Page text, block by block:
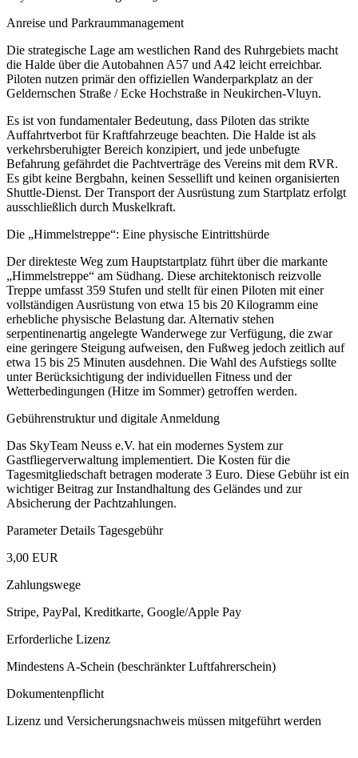
Anreise und Parkraummanagement
Die strategische Lage am westlichen Rand des Ruhrgebiets macht
die Halde über die Autobahnen A57 und A42 leicht erreichbar.
Piloten nutzen primär den offiziellen Wanderparkplatz an der
Geldernschen Straße / Ecke Hochstraße in Neukirchen-Vluyn.
Es ist von fundamentaler Bedeutung, dass Piloten das strikte
Auffahrtverbot für Kraftfahrzeuge beachten. Die Halde ist als
verkehrsberuhigter Bereich konzipiert, und jede unbefugte
Befahrung gefährdet die Pachtverträge des Vereins mit dem RVR.
Es gibt keine Bergbahn, keinen Sessellift und keinen organisierten
Shuttle-Dienst. Der Transport der Ausrüstung zum Startplatz erfolgt
ausschließlich durch Muskelkraft.
Die „Himmelstreppe“: Eine physische Eintrittshürde
Der direkteste Weg zum Hauptstartplatz führt über die markante
„Himmelstreppe“ am Südhang. Diese architektonisch reizvolle
Treppe umfasst 359 Stufen und stellt für einen Piloten mit einer
vollständigen Ausrüstung von etwa 15 bis 20 Kilogramm eine
erhebliche physische Belastung dar. Alternativ stehen
serpentinenartig angelegte Wanderwege zur Verfügung, die zwar
eine geringere Steigung aufweisen, den Fußweg jedoch zeitlich auf
etwa 15 bis 25 Minuten ausdehnen. Die Wahl des Aufstiegs sollte
unter Berücksichtigung der individuellen Fitness und der
Wetterbedingungen (Hitze im Sommer) getroffen werden.
Gebührenstruktur und digitale Anmeldung
Das SkyTeam Neuss e.V. hat ein modernes System zur
Gastfliegerverwaltung implementiert. Die Kosten für die
Tagesmitgliedschaft betragen moderate 3 Euro. Diese Gebühr ist ein
wichtiger Beitrag zur Instandhaltung des Geländes und zur
Absicherung der Pachtzahlungen.
Parameter Details Tagesgebühr
3,00 EUR
Zahlungswege
Stripe, PayPal, Kreditkarte, Google/Apple Pay
Erforderliche Lizenz
Mindestens A-Schein (beschränkter Luftfahrerschein)
Dokumentenpflicht
Lizenz und Versicherungsnachweis müssen mitgeführt werden